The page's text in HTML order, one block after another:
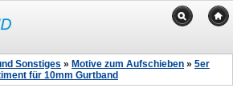
Sonstiges » Motive zum Aufschieben » 5er
für 10mm Gurtband